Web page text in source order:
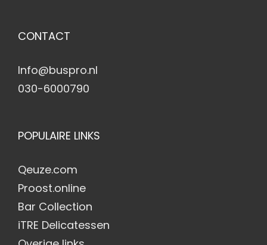
CONTACT
Info@buspro.nl
030-6000790
POPULAIRE LINKS
Qeuze.com
Proost.online
Bar Collection
iTRE Delicatessen